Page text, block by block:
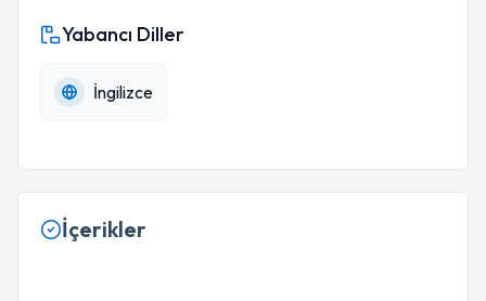
Yabancı Diller
İngilizce
İçerikler